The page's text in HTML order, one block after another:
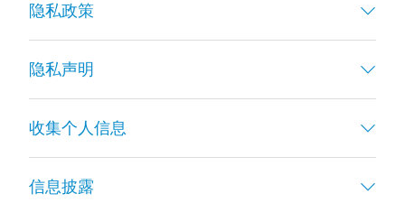
隐私政策
隐私声明
收集个人信息
信息披露